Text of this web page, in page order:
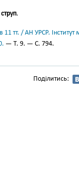
струп.
11 тт. / АН УРСР.
— Т. 9. — С. 794.
Поділитись: